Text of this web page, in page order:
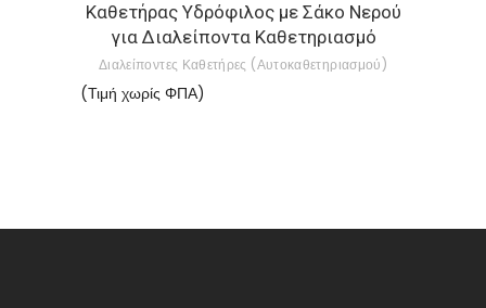
στη
σελίδα
του
προϊόν
έχει
πολλαπλές
Καθετήρας Υδρόφιλος με Σάκο Νερού
για Διαλείποντα Καθετηριασμό
Διαλείποντες Καθετήρες (Αυτοκαθετηριασμού)
(Τιμή χωρίς ΦΠΑ)